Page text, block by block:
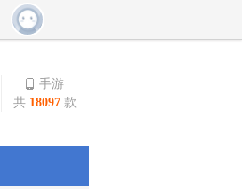
手游
共 18097 款